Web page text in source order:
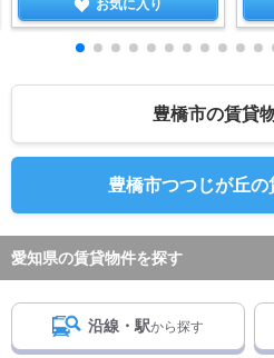
お気に入り
豊橋市の賃貸
豊橋市つつじが丘
愛知県の賃貸物件を探す
沿線・駅から探す